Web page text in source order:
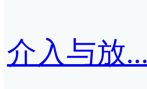
介入与放...